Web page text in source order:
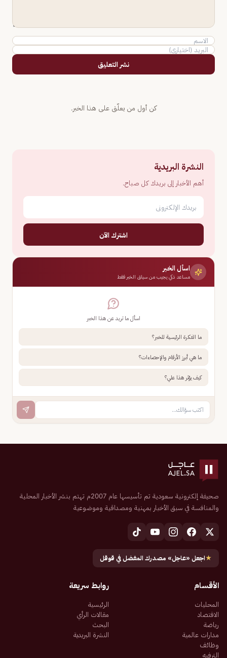
نشر التعليق
كن أول من يعلّق على هذا الخبر.
النشرة البريدية
أهم الأخبار إلى بريدك كل صباح.
اشترك الآن
اسأل الخبر
مساعد ذكي يجيب من سياق الخبر فقط
اسأل ما تريد عن هذا الخبر
ما الفكرة الرئيسية للخبر؟
ما هي أبرز الأرقام والإحصاءات؟
كيف يؤثر هذا علي؟
صحيفة إلكترونية سعودية تم تأسيسها عام 2007م تهتم بنشر الأخبار المحلية
والمنافسة في سبق الأخبار بمهنية ومصداقية وموضوعية
★اجعل «عاجل» مصدرك المفضل في قوقل
الأقسام
المحليات
الاقتصاد
رياضة
مدارات عالمية
وظائف
الترفيه
روابط سريعة
الرئيسية
مقالات الرأي
البحث
النشرة البريدية